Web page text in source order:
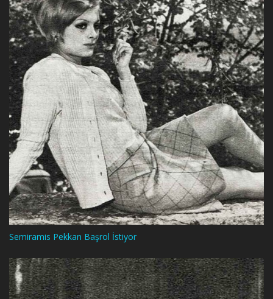
Semiramis Pekkan Başrol İstiyor